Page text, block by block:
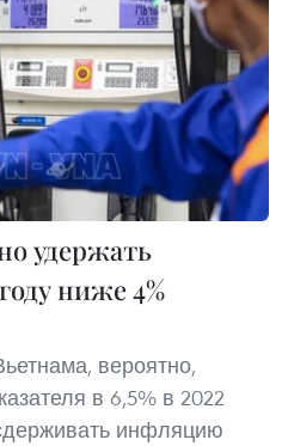
удержать
ниже 4%
вероятно,
в 6,5% в 2022
инфляцию